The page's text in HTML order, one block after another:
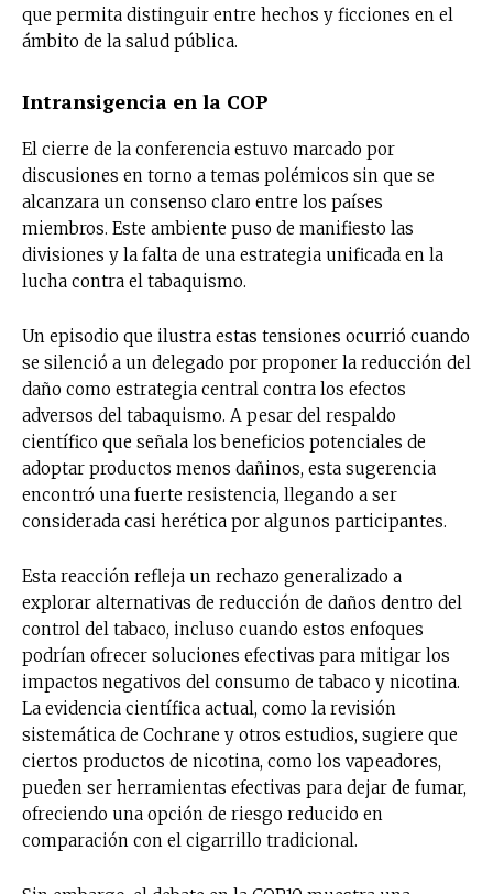
que permita distinguir entre hechos y ficciones en el
ámbito de la salud pública.
Intransigencia en la COP
El cierre de la conferencia estuvo marcado por
discusiones en torno a temas polémicos sin que se
alcanzara un consenso claro entre los países
miembros. Este ambiente puso de manifiesto las
divisiones y la falta de una estrategia unificada en la
lucha contra el tabaquismo.
Un episodio que ilustra estas tensiones ocurrió cuando
se silenció a un delegado por proponer la reducción del
daño como estrategia central contra los efectos
adversos del tabaquismo. A pesar del respaldo
científico que señala los beneficios potenciales de
adoptar productos menos dañinos, esta sugerencia
encontró una fuerte resistencia, llegando a ser
considerada casi herética por algunos participantes.
Esta reacción refleja un rechazo generalizado a
explorar alternativas de reducción de daños dentro del
control del tabaco, incluso cuando estos enfoques
podrían ofrecer soluciones efectivas para mitigar los
impactos negativos del consumo de tabaco y nicotina.
La evidencia científica actual, como la revisión
sistemática de Cochrane y otros estudios, sugiere que
ciertos productos de nicotina, como los vapeadores,
pueden ser herramientas efectivas para dejar de fumar,
ofreciendo una opción de riesgo reducido en
comparación con el cigarrillo tradicional.